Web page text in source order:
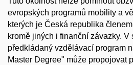
evropských programů mobility a
kterých je Česká republika
kromě jiných i finanční závazky. V
předkládaný vzdělávací program
Master Degree" může propojovat